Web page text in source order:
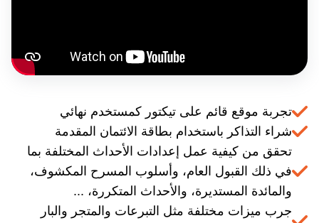
تجربة موقع قائم على تيكتور كمستخدم نهائي
شراء التذاكر باستخدام بطاقة الائتمان المقدمة
تحقق من كيفية عمل إعدادات الأحداث المختلفة بما
في ذلك القبول العام، وأسلوب المسرح المكشوف،
والمائدة المستديرة، والأحداث المتكررة، ...
جرب ميزات مختلفة مثل التبرعات والمتجر والبار